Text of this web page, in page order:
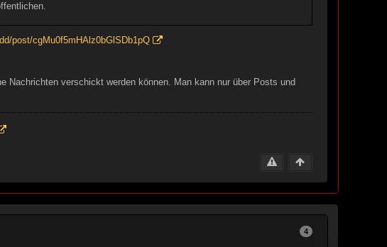
post/cgMu0f5mHAlz0bGlSDb1pQ
verschickt werden können. Man kann nur über Posts und
4